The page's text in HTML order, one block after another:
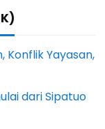
Konflik Yayasan,
dari Sipatuo